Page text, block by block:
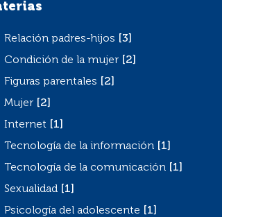
padres-hijos
Relación padres-hijos
[3]
de la mujer
Condición de la mujer
[2]
parentales
Figuras parentales
[2]
Mujer
[2]
Internet
[1]
de la información
Tecnología de la información
[1]
de la comunicación
Tecnología de la comunicación
[1]
Sexualidad
[1]
del adolescente
Psicología del adolescente
[1]